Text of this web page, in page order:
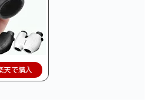
天で購入